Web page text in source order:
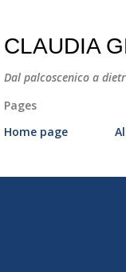
CLAUDIA
Dal palcoscenico a
Pages
Home page